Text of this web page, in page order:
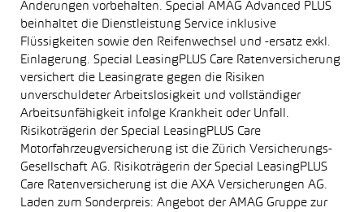
Änderungen vorbehalten. Special AMAG Advanced PLUS
beinhaltet die Dienstleistung Service inklusive
Flüssigkeiten sowie den Reifenwechsel und -ersatz exkl.
Einlagerung. Special LeasingPLUS Care Ratenversicherung
versichert die Leasingrate gegen die Risiken
unverschuldeter Arbeitslosigkeit und vollständiger
Arbeitsunfähigkeit infolge Krankheit oder Unfall.
Risikoträgerin der Special LeasingPLUS Care
Motorfahrzeugversicherung ist die Zürich Versicherungs-
Gesellschaft AG. Risikoträgerin der Special LeasingPLUS
Care Ratenversicherung ist die AXA Versicherungen AG.
Laden zum Sonderpreis: Angebot der AMAG Gruppe zur